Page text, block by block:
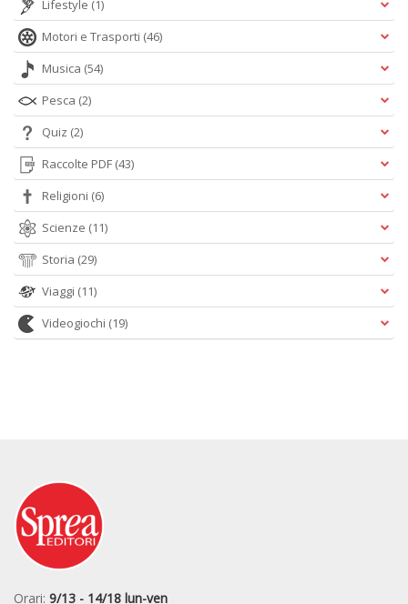
Lifestyle (1)
Motori e Trasporti (46)
Musica (54)
Pesca (2)
Quiz (2)
Raccolte PDF (43)
Religioni (6)
Scienze (11)
Storia (29)
Viaggi (11)
Videogiochi (19)
Orari: 9/13 - 14/18 lun-ven